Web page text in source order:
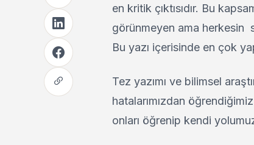
en kritik çıktısıdır. Bu
görünmeyen ama herkesin
Bu yazı içerisinde en çok
Tez yazımı ve bilimsel
hatalarımızdan
onları öğrenip kendi